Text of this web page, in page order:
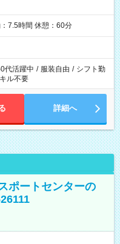
7.5時間 休憩：60分
代活躍中 / 服装自由 / シフト勤
ル不要
詳細へ
ポートセンターの